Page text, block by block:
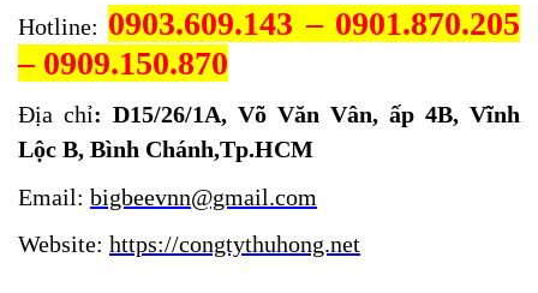
Hotline: 0903.609.143 – 0901.870.205
– 0909.150.870
Địa chỉ: D15/26/1A, Võ Văn Vân, ấp 4B, Vĩnh
Lộc B, Bình Chánh,Tp.HCM
Email: bigbeevnn@gmail.com
Website: https://congtythuhong.net